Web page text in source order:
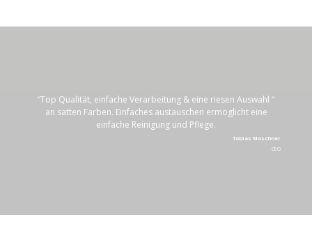
“Top Qualität, einfache Verarbeitung & eine riesen Auswahl “
an satten Farben. Einfaches austauschen ermöglicht eine
einfache Reinigung und Pflege.
Tobias Moschner
CEO